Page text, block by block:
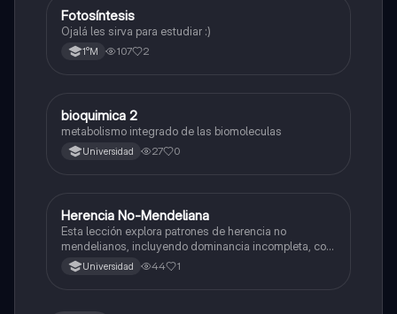
Biología
Fotosíntesis
Ojalá les sirva para estudiar :)
1°M 107 2
Biología
bioquimica 2
metabolismo integrado de las biomoleculas
Universidad 27 0
Biología
Herencia No-Mendeliana
Esta lección explora patrones de herencia no
mendelianos, incluyendo dominancia incompleta, co-
dominancia y herencia ligada al sexo, con el objetivo
de comprender la transmisión genética.
Universidad 44 1